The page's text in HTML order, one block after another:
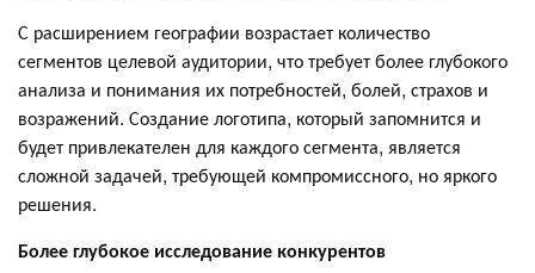
С расширением географии возрастает количество
сегментов целевой аудитории, что требует более глубокого
анализа и понимания их потребностей, болей, страхов и
возражений. Создание логотипа, который запомнится и
будет привлекателен для каждого сегмента, является
сложной задачей, требующей компромиссного, но яркого
решения.
Более глубокое исследование конкурентов